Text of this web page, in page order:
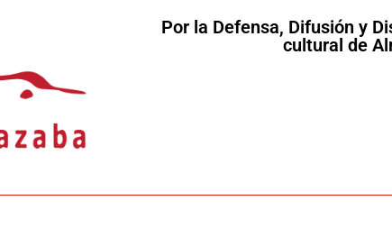
Por la Defensa, Difusión y
cultural de